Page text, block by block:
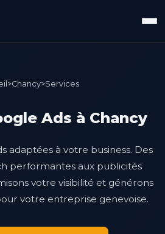
>Chancy>Services
Ads à Chancy
adaptées à votre business. Des
performantes aux publicités
votre visibilité et générons
votre entreprise genevoise.